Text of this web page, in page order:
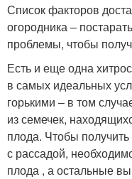
Список факторов
огородника –
проблемы, чтобы
Есть и еще одна
в самых идеальных
горькими – в том
из семечек,
плода. Чтобы
с рассадой,
плода , а остальные